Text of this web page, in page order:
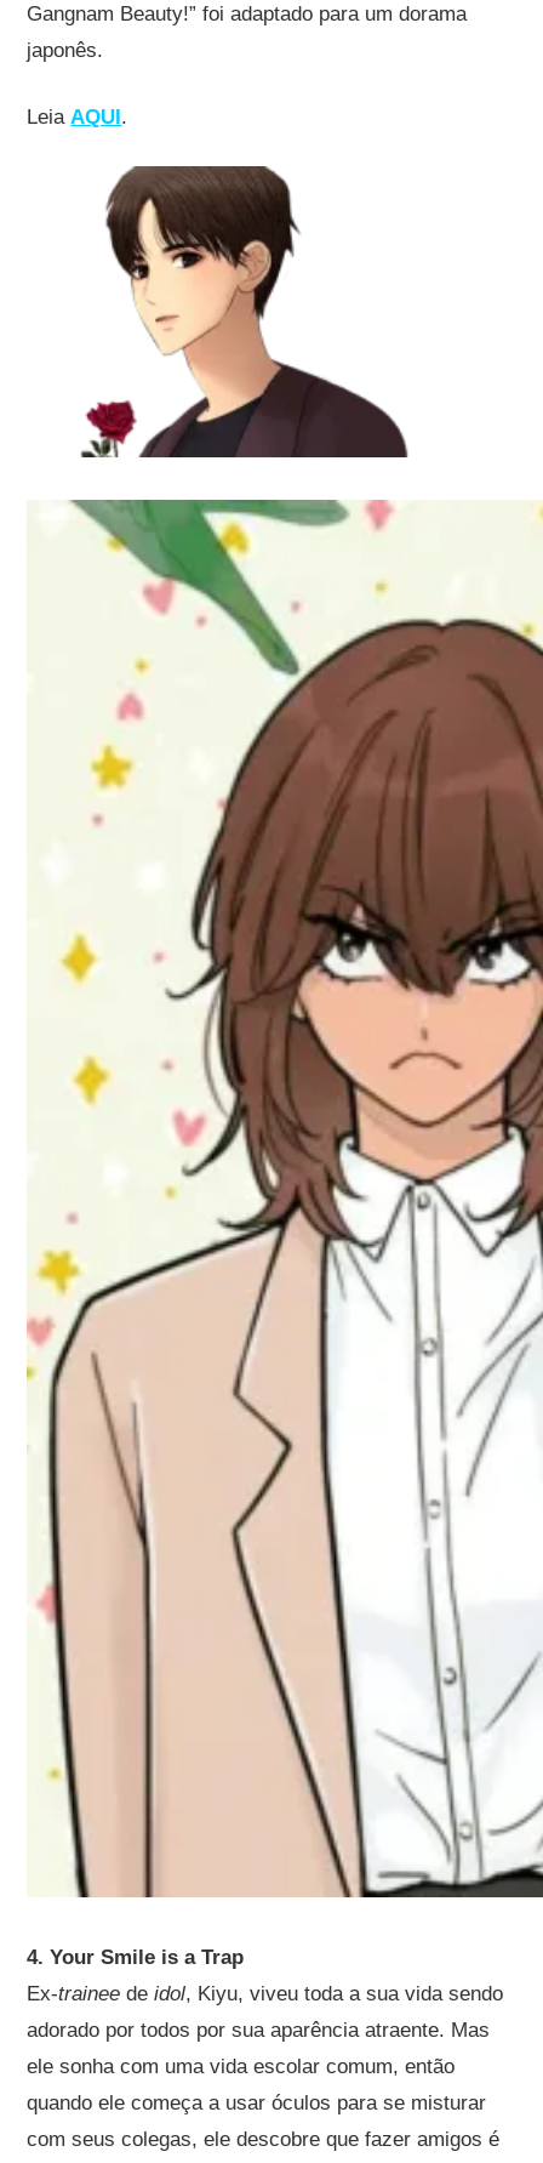
Gangnam Beauty!” foi adaptado para um dorama
japonês.
Leia AQUI.
4. Your Smile is a Trap
Ex-trainee deidol, Kiyu, viveu toda a sua vida sendo
adorado por todos por sua aparência atraente. Mas
ele sonha com uma vida escolar comum, então
quando ele começa a usar óculos para se misturar
com seus colegas, ele descobre que fazer amigos é